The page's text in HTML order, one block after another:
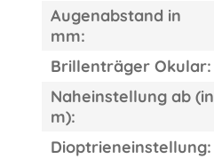
Augenabstand in
mm:
Brillenträger Okular:
Naheinstellung ab (in
m):
Dioptrieneinstellung: